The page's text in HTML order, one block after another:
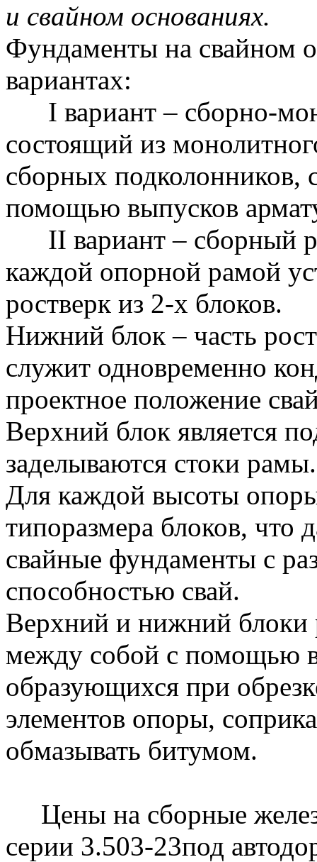
и свайном основаниях.
Фундаменты на свайном
вариантах:
I вариант – сборно-
состоящий из
сборных подколонников,
помощью выпусков
II вариант – сборный
каждой опорной рамой
ростверк из 2-х блоков.
Нижний блок – часть
служит одновременно
проектное положение
Верхний блок является
заделываются стоки рамы.
Для каждой высоты
типоразмера блоков, что
свайные фундаменты с
способностью свай.
Верхний и нижний блоки
между собой с помощью
образующихся при
элементов опоры,
обмазывать битумом.
Цены на сборные
серии 3.503-23под